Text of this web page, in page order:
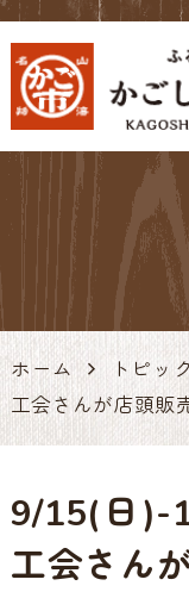
かごしま
児島の特
ホーム トピッ
工会さんが店頭販
9/15(日)-
工会さん